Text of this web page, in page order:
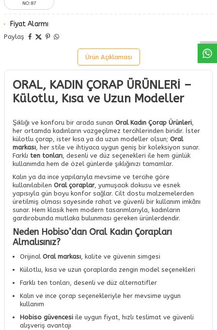
NO:87
Fiyat Alarmı
Paylaş
Ürün Açıklaması
ORAL, KADIN ÇORAP ÜRÜNLERİ –
Külotlu, Kısa ve Uzun Modeller
Şıklığı ve konforu bir arada sunan Oral Kadın Çorap Ürünleri,
her ortamda kadınların vazgeçilmez tercihlerinden biridir. İster
külotlu çorap, ister kısa ya da uzun modeller olsun; Oral
markası, her stile ve ihtiyaca uygun geniş bir koleksiyon sunar.
Farklı ten tonları, desenli ve düz seçenekleri ile hem günlük
kullanımda hem de özel günlerde şıklığınızı tamamlar.
Kalın ya da ince yapılarıyla mevsime ve tercihe göre
kullanılabilen Oral çoraplar, yumuşacık dokusu ve esnek
yapısıyla gün boyu konfor sağlar. Cilt dostu malzemelerden
üretilmiş olması sayesinde rahat ve güvenli bir kullanım imkânı
sunar. Hem klasik hem modern tasarımlarıyla, kadınların
gardırobunda mutlaka bulunması gereken ürünlerdendir.
Neden Hobiso’dan Oral Kadın Çorapları
Almalısınız?
Orijinal Oral markası, kalite ve güvenin simgesi
Külotlu, kısa ve uzun çoraplarda zengin model seçenekleri
Farklı ten tonları, desenli ve düz alternatifler
Kalın ve ince çorap seçenekleriyle her mevsime uygun
kullanım
Hobiso güvencesi ile uygun fiyat, hızlı teslimat ve güvenli
alışveriş avantajı